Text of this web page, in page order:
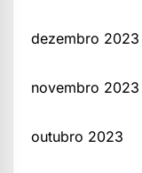
dezembro 2023
novembro 2023
outubro 2023